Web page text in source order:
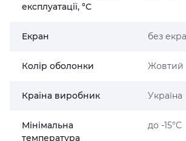
експлуатації, °С
Екран без
Колір оболонки Жовтий
Країна виробник Україна
Мінімальна
температура
до -15°С